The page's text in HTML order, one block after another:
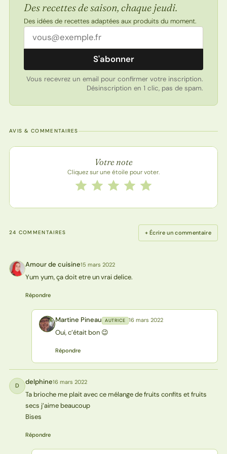
Des recettes de saison, chaque jeudi.
Des idées de recettes adaptées aux produits du moment.
Adresse email
S'abonner
Vous recevrez un email pour confirmer votre inscription.
Désinscription en 1 clic, pas de spam.
AVIS & COMMENTAIRES
Note de la recette
Votre note
Cliquez sur une étoile pour voter.
Notez cette recette de 1 à 5 étoiles
5 étoiles
4 étoiles
3 étoiles
2 étoiles
1 étoile
24 COMMENTAIRES + Écrire un commentaire
AC Amour de cuisine15 mars 2022
Yum yum, ça doit etre un vrai delice.
Répondre
MP Martine Pineau AUTRICE 16 mars 2022
Oui, c’était bon 😉
Répondre
D delphine16 mars 2022
Ta brioche me plait avec ce mélange de fruits confits et fruits
secs j’aime beaucoup
Bises
Répondre